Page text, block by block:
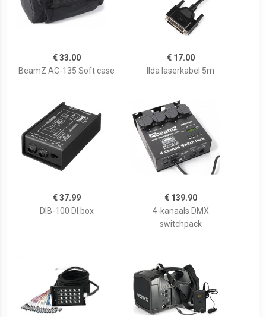
€ 33.00
BeamZ AC-135 Soft case
€ 17.00
Ilda laserkabel 5m
€ 37.99
DIB-100 DI box
€ 139.90
4-kanaals DMX
switchpack